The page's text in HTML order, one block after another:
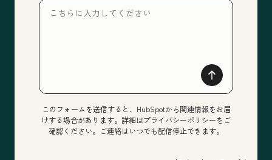
このフォームを送信すると、HubSpotから関連情報をお届
けする場合があります。詳細はプライバシーポリシーをご
確認ください。ご連絡はいつでも配信停止できます。